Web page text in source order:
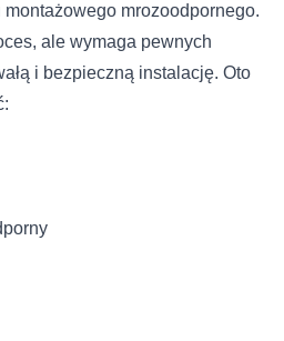
montażowego mrozoodpornego.
ale wymaga pewnych
i bezpieczną instalację. Oto